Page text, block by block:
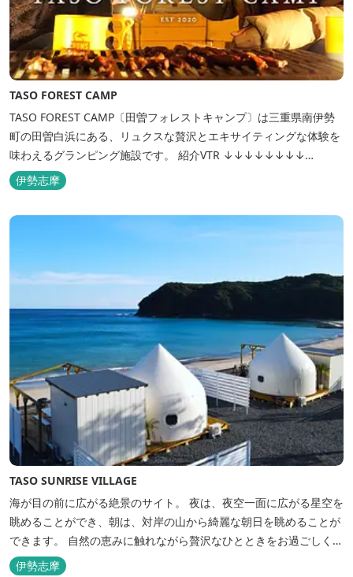
TASO FOREST CAMP
TASO FOREST CAMP〔田曽フォレストキャンプ〕は三重県南伊勢
町の田曽白浜にある、リュクスな贅沢とエキサイティングな体験を
味わえるグランピング施設です。 紹介VTR ↓↓↓↓↓↓↓↓
https://www.youtube.com/watch?v=jpF0wPRjqSw
伊勢志摩
TASO SUNRISE VILLAGE
海が目の前に広がる絶景のサイト。 夜は、夜空一面に広がる星空を
眺めることができ、朝は、対岸の山から綺麗な朝日を眺めることが
できます。 自然の恵みに触れながら贅沢なひとときをお過ごしくだ
さい。 ウッドテラスでのバーベキューを楽しむこともでき、BBQ
伊勢志摩